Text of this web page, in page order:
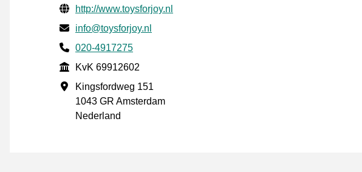
Gecontroleerde contactgegevens
Website URL
http://www.toysforjoy.nl
E-mail
info@toysforjoy.nl
Telefoonnummer
020-4917275
KvK
KvK 69912602
Vestigingsadres
Kingsfordweg 151
1043 GR Amsterdam
Nederland